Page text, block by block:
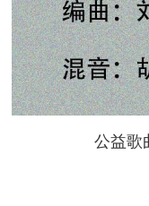
公益歌